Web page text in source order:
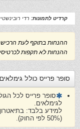
קרדיט לתמונות: רדי
ההנחות בתוקף לעת
ההנחות לא תקפות
סופר פרייס כולל גימלאים
לגימלאים.
(50% לפי החוק).